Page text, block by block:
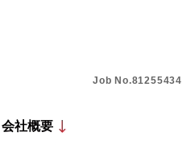
Job No.81255434
会社概要